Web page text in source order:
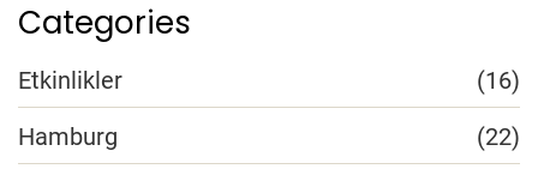
Categories
Etkinlikler
(16)
Hamburg
(22)